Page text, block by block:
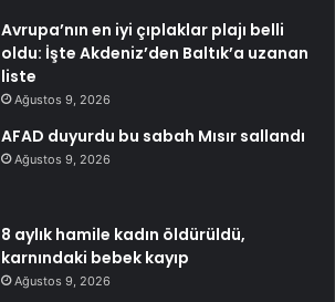
Avrupa’nın en iyi çıplaklar plajı belli
oldu: İşte Akdeniz’den Baltık’a uzanan
liste
Ağustos 9, 2026
AFAD duyurdu bu sabah Mısır sallandı
Ağustos 9, 2026
8 aylık hamile kadın öldürüldü,
karnındaki bebek kayıp
Ağustos 9, 2026